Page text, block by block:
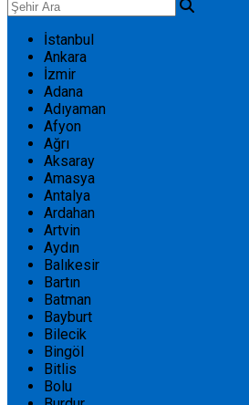
İstanbul
Ankara
İzmir
Adana
Adıyaman
Afyon
Ağrı
Aksaray
Amasya
Antalya
Ardahan
Artvin
Aydın
Balıkesir
Bartın
Batman
Bayburt
Bilecik
Bingöl
Bitlis
Bolu